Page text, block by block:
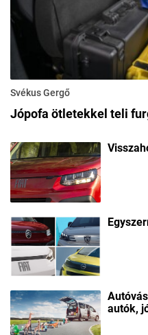
Svékus Gergő
Jópofa ötletekkel teli
autók,